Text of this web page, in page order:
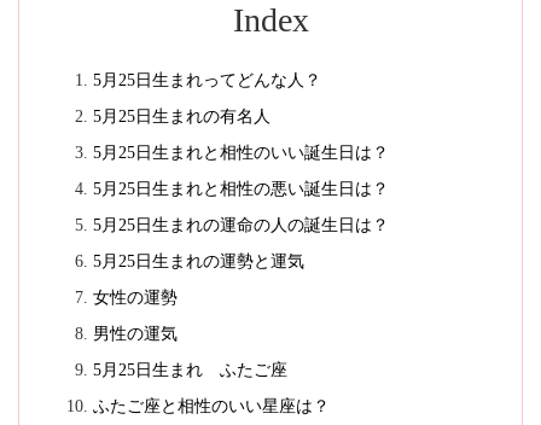
Index
5月25日生まれってどんな人？
5月25日生まれの有名人
5月25日生まれと相性のいい誕生日は？
5月25日生まれと相性の悪い誕生日は？
5月25日生まれの運命の人の誕生日は？
5月25日生まれの運勢と運気
女性の運勢
男性の運気
5月25日生まれ ふたご座
ふたご座と相性のいい星座は？